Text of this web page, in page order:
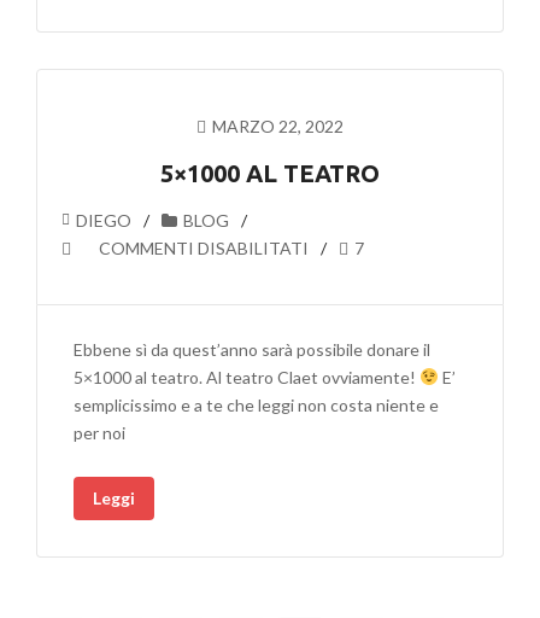
E
COMUNE
DELL’UNIVERSITÀ
DI
PER
SENSIBILIZZARE
SULLO
SPRECO
ALIMENTARE
MARZO 22, 2022
5×1000 AL TEATRO
DIEGO
BLOG
COMMENTI DISABILITATI
SU
AL
7
Ebbene sì da quest’anno sarà possibile donare il
5×1000 al teatro. Al teatro Claet ovviamente!
E’
semplicissimo e a te che leggi non costa niente e
per noi
Leggi